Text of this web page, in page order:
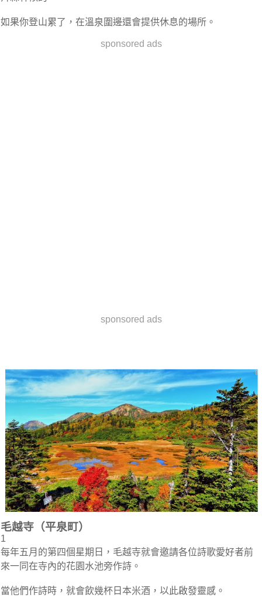
如果你登山累了，在溫泉圍邊還會提供休息的場所。
sponsored ads
sponsored ads
毛越寺（平泉町）
1
每年五月的第四個星期日，毛越寺就會邀請各位詩歌愛好者前
來一同在寺內的花園水池旁作詩。
當他們作詩時，就會飲幾杯日本米酒，以此啟發靈感。